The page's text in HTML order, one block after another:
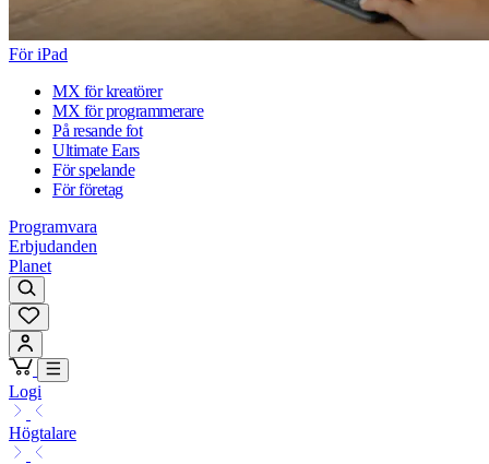
För iPad
MX för kreatörer
MX för programmerare
På resande fot
Ultimate Ears
För spelande
För företag
Programvara
Erbjudanden
Planet
Logi
Högtalare